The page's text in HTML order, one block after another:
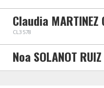
Claudia MARTINEZ
CL3578
Noa SOLANOT RUIZ